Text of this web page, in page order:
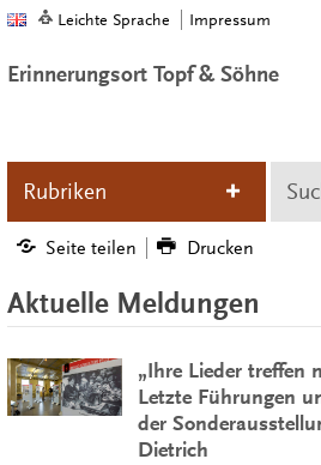
Leichte Sprache Impressum
Erinnerungsort Topf & Söhne
Rubriken
Seite teilen Drucken
Aktuelle Meldungen
„Ihre Lieder treffen
Letzte Führungen
der
Dietrich